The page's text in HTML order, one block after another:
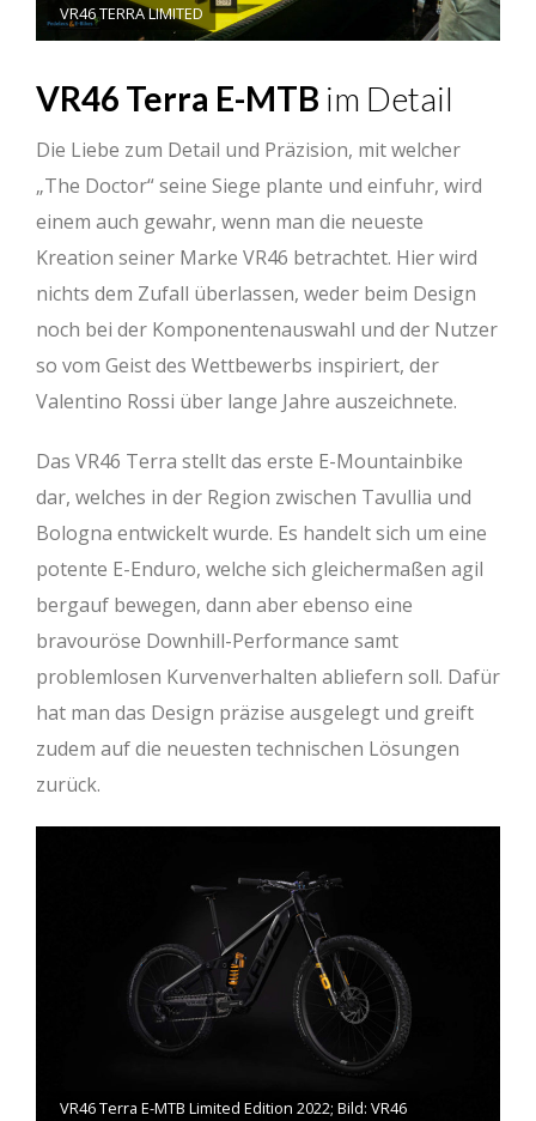
VR46 TERRA LIMITED
VR46 Terra E-MTB im Detail
Die Liebe zum Detail und Präzision, mit welcher
„The Doctor“ seine Siege plante und einfuhr, wird
einem auch gewahr, wenn man die neueste
Kreation seiner Marke VR46 betrachtet. Hier wird
nichts dem Zufall überlassen, weder beim Design
noch bei der Komponentenauswahl und der Nutzer
so vom Geist des Wettbewerbs inspiriert, der
Valentino Rossi über lange Jahre auszeichnete.
Das VR46 Terra stellt das erste E-Mountainbike
dar, welches in der Region zwischen Tavullia und
Bologna entwickelt wurde. Es handelt sich um eine
potente E-Enduro, welche sich gleichermaßen agil
bergauf bewegen, dann aber ebenso eine
bravouröse Downhill-Performance samt
problemlosen Kurvenverhalten abliefern soll. Dafür
hat man das Design präzise ausgelegt und greift
zudem auf die neuesten technischen Lösungen
zurück.
VR46 Terra E-MTB Limited Edition 2022; Bild: VR46